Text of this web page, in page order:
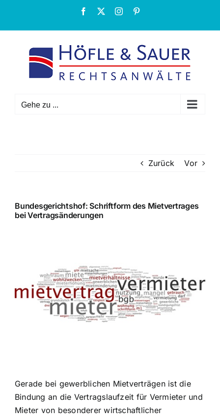
springen
Facebook Instagram
Gehe zu ...
Zurück Vor
Bundesgerichtshof: Schriftform des Mietvertrages
bei Vertragsänderungen
Gerade bei gewerblichen Mietverträgen ist die
Bindung an die Vertragslaufzeit für Vermieter und
Mieter von besonderer wirtschaftlicher